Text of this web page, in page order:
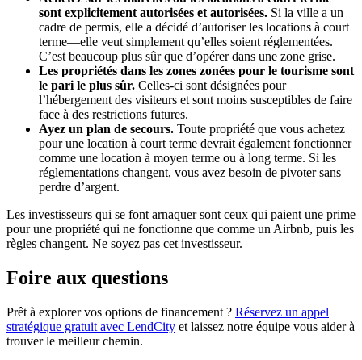
sont explicitement autorisées et autorisées. Si la ville a un
cadre de permis, elle a décidé d’autoriser les locations à court
terme—elle veut simplement qu’elles soient réglementées.
C’est beaucoup plus sûr que d’opérer dans une zone grise.
Les propriétés dans les zones zonées pour le tourisme sont
le pari le plus sûr. Celles-ci sont désignées pour
l’hébergement des visiteurs et sont moins susceptibles de faire
face à des restrictions futures.
Ayez un plan de secours. Toute propriété que vous achetez
pour une location à court terme devrait également fonctionner
comme une location à moyen terme ou à long terme. Si les
réglementations changent, vous avez besoin de pivoter sans
perdre d’argent.
Les investisseurs qui se font arnaquer sont ceux qui paient une prime
pour une propriété qui ne fonctionne que comme un Airbnb, puis les
règles changent. Ne soyez pas cet investisseur.
Foire aux questions
Prêt à explorer vos options de financement ? Réservez un appel
stratégique gratuit avec LendCity et laissez notre équipe vous aider à
trouver le meilleur chemin.